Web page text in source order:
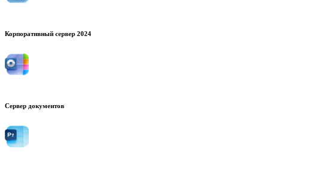
Корпоративный сервер 2024
Сервер документов